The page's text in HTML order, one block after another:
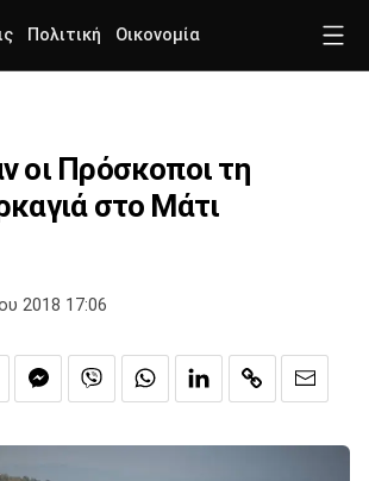
Πολιτική Οικονομία
οι Πρόσκοποι τη
στο Μάτι
2018 17:06